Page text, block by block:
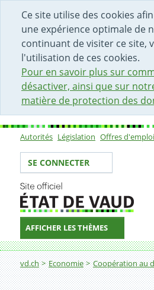
Ce site utilise des cookies
une expérience optimale de
continuant de visiter ce site,
l'utilisation de ces cookies.
Pour en savoir plus sur
désactiver, ainsi que sur
matière de protection des
DÉBUT DU CONTENU DE LA
ACCÈS AU CHAMP DE
PAGE D'ACCUEIL
FORMULAIRE DE CONTACT
Sous-navigation
Autorités Législation Offres d'emploi
Votre identité
SE CONNECTER
AFFICHER LES THÈMES
Fil d'Ariane
vd.ch Economie Coopération au
Actions et orientations